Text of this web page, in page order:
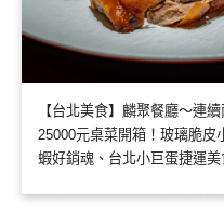
【台北美食】麟聚餐廳～連
25000元桌菜開箱！玻璃脆皮
蝦好銷魂、台北小巨蛋捷運美